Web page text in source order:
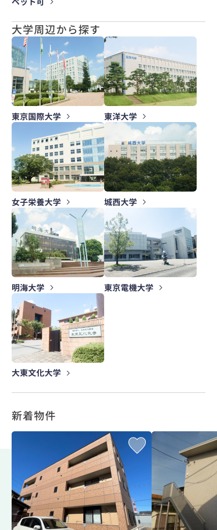
大学周辺から探す
東京国際大学 東洋大学
女子栄養大学 城西大学
明海大学 東京電機大学
大東文化大学
新着物件